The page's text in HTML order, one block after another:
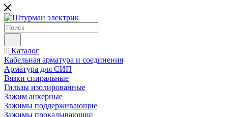
Каталог
Кабельная арматура и соединения
Арматура для СИП
Вязки спиральные
Гильзы изолированные
Зажим анкерные
Зажимы поддерживающие
Зажимы прокалывающие